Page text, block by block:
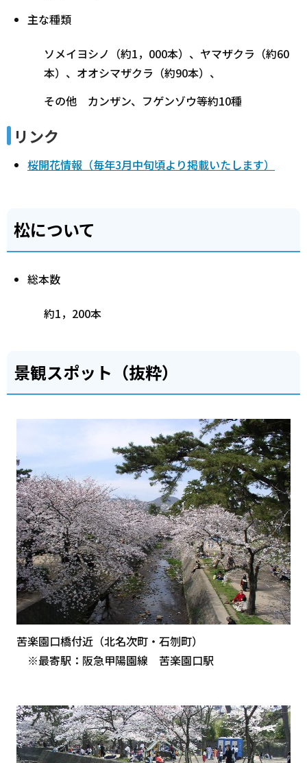
主な種類
ソメイヨシノ（約1，000本）、ヤマザクラ（約60
本）、オオシマザクラ（約90本）、
その他 カンザン、フゲンゾウ等約10種
リンク
桜開花情報（毎年3月中旬頃より掲載いたします）
松について
総本数
約1，200本
景観スポット（抜粋）
苦楽園口橋付近（北名次町・石刎町）
※最寄駅：阪急甲陽園線 苦楽園口駅